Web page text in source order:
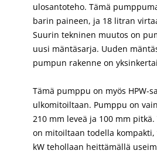
ulosantoteho. Tämä
barin paineen, ja 18 litran
Suurin tekninen muutos on
uusi mäntäsarja. Uuden
pumpun rakenne on
Tämä pumppu on myös HPW-
ulkomitoiltaan. Pumppu on
210 mm leveä ja 100 mm
on mitoiltaan todella
kW tehollaan heittämällä